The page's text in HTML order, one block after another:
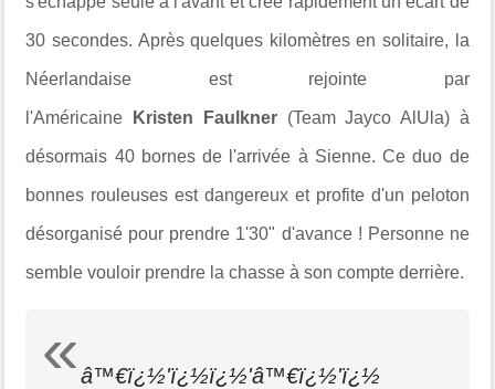
30 secondes. Après quelques kilomètres en solitaire, la
Néerlandaise est rejointe par
l'Américaine Kristen Faulkner(Team Jayco AlUla) à
désormais 40 bornes de l'arrivée à Sienne. Ce duo de
bonnes rouleuses est dangereux et profite d'un peloton
désorganisé pour prendre 1'30" d'avance ! Personne ne
semble vouloir prendre la chasse à son compte derrière.
â™€ï¿½'ï¿½ï¿½'‍â™€ï¿½'ï¿½